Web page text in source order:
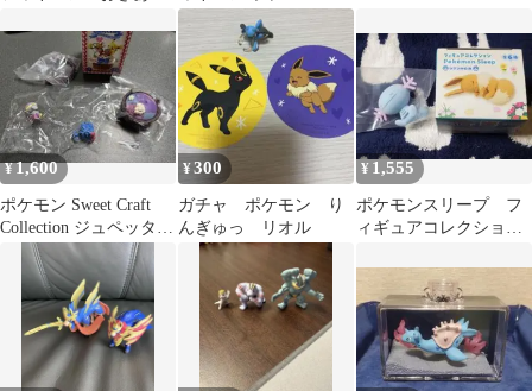
ト ポケモン
¥1,600
ポケモン Sweet Craft
Collection ジュペッタ&
モンジャラ
¥300
ガチャ ポケモン り
んぎゅっ リオル
¥ 1,555
ポケモンスリープ フ
ィギュアコレクショ
パー